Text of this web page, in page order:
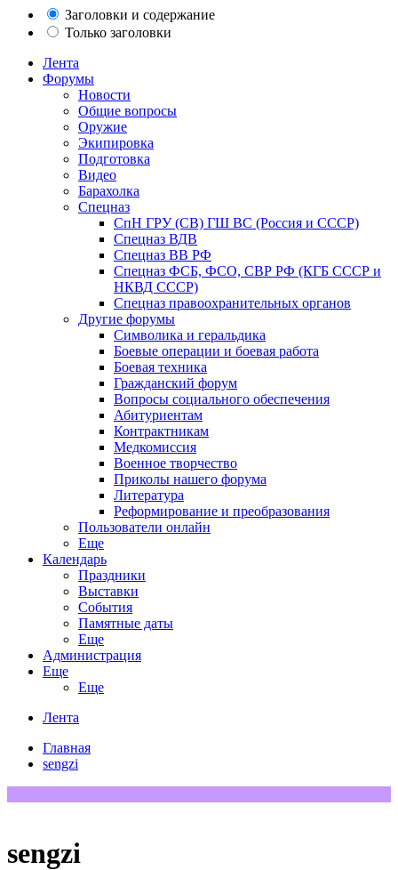
Заголовки и содержание
Только заголовки
Лента
Форумы
Новости
Общие вопросы
Оружие
Экипировка
Подготовка
Видео
Барахолка
Спецназ
СпН ГРУ (СВ) ГШ ВС (Россия и СССР)
Спецназ ВДВ
Спецназ ВВ РФ
Спецназ ФСБ, ФСО, СВР РФ (КГБ СССР и
НКВД СССР)
Спецназ правоохранительных органов
Другие форумы
Символика и геральдика
Боевые операции и боевая работа
Боевая техника
Гражданский форум
Вопросы социального обеспечения
Абитуриентам
Контрактникам
Медкомиссия
Военное творчество
Приколы нашего форума
Литература
Реформирование и преобразования
Пользователи онлайн
Еще
Календарь
Праздники
Выставки
События
Памятные даты
Еще
Администрация
Еще
Еще
Лента
Главная
sengzi
sengzi